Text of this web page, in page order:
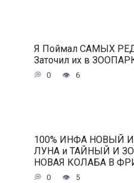
Я Поймал САМЫХ
Заточил их в
0 6
100% ИНФА НОВЫЙ
ЛУНА и ТАЙНЫЙ И
НОВАЯ КОЛАБА В
0 5